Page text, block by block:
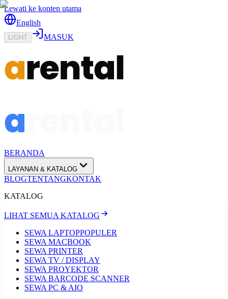
Lewati ke konten utama
English
LIGHT MASUK
BERANDA
LAYANAN & KATALOG
BLOGTENTANGKONTAK
KATALOG
LIHAT SEMUA KATALOG
SEWA LAPTOPPOPULER
SEWA MACBOOK
SEWA PRINTER
SEWA TV / DISPLAY
SEWA PROYEKTOR
SEWA BARCODE SCANNER
SEWA PC & AIO